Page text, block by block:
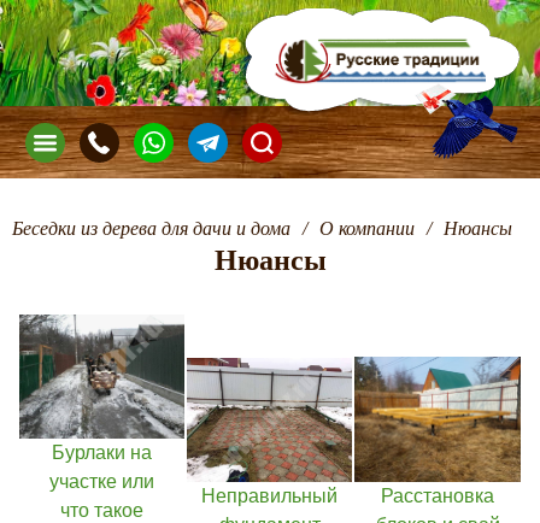
Беседки из дерева для дачи и дома / О компании / Нюансы
Нюансы
Бурлаки на
участке или
что такое
Неправильный
Расстановка